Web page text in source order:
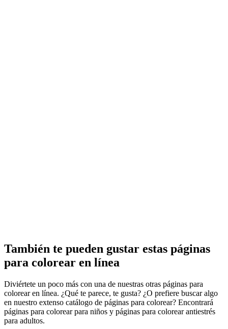
También te pueden gustar estas páginas
para colorear en línea
Diviértete un poco más con una de nuestras otras páginas para
colorear en línea. ¿Qué te parece, te gusta? ¿O prefiere buscar algo
en nuestro extenso catálogo de páginas para colorear? Encontrará
páginas para colorear para niños y páginas para colorear antiestrés
para adultos.